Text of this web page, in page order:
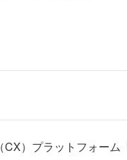
）プラットフォーム